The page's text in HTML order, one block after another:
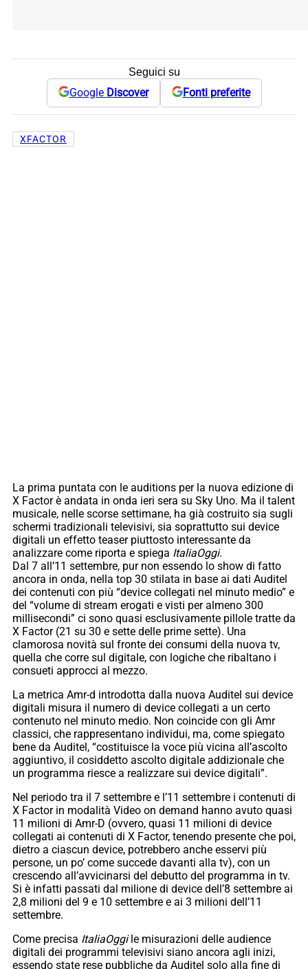
Seguici su
Google Discover Fonti preferite
XFACTOR
La prima puntata con le auditions per la nuova edizione di
X Factor è andata in onda ieri sera su Sky Uno. Ma il talent
musicale, nelle scorse settimane, ha già costruito sia sugli
schermi tradizionali televisivi, sia soprattutto sui device
digitali un effetto teaser piuttosto interessante da
analizzare come riporta e spiega ItaliaOggi.
Dal 7 all’11 settembre, pur non essendo lo show di fatto
ancora in onda, nella top 30 stilata in base ai dati Auditel
dei contenuti con più “device collegati nel minuto medio” e
del “volume di stream erogati e visti per almeno 300
millisecondi” ci sono quasi esclusivamente pillole tratte da
X Factor (21 su 30 e sette delle prime sette). Una
clamorosa novità sul fronte dei consumi della nuova tv,
quella che corre sul digitale, con logiche che ribaltano i
consueti approcci al mezzo.
La metrica Amr-d introdotta dalla nuova Auditel sui device
digitali misura il numero di device collegati a un certo
contenuto nel minuto medio. Non coincide con gli Amr
classici, che rappresentano individui, ma, come spiegato
bene da Auditel, “costituisce la voce più vicina all’ascolto
aggiuntivo, il cosiddetto ascolto digitale addizionale che
un programma riesce a realizzare sui device digitali”.
Nel periodo tra il 7 settembre e l’11 settembre i contenuti di
X Factor in modalità Video on demand hanno avuto quasi
11 milioni di Amr-D (ovvero, quasi 11 milioni di device
collegati ai contenuti di X Factor, tenendo presente che poi,
dietro a ciascun device, potrebbero anche esservi più
persone, un po’ come succede davanti alla tv), con un
crescendo all’avvicinarsi del debutto del programma in tv.
Si è infatti passati dal milione di device dell’8 settembre ai
2,8 milioni del 9 e 10 settembre e ai 3 milioni dell’11
settembre.
Come precisa ItaliaOggile misurazioni delle audience
digitali dei programmi televisivi siano ancora agli inizi,
essendo state rese pubbliche da Auditel solo alla fine di